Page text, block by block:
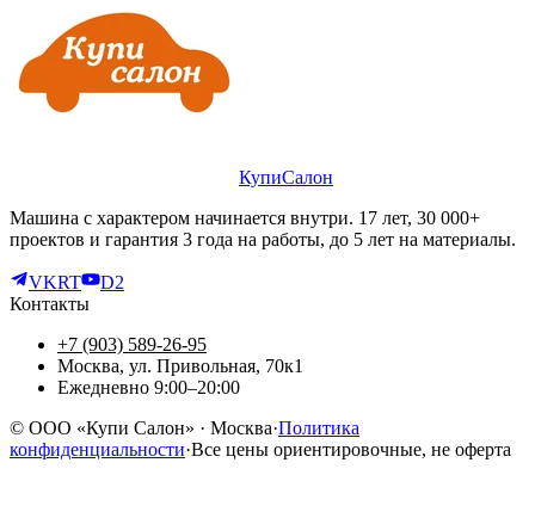
КупиСалон
Машина с характером начинается внутри. 17 лет, 30 000+
проектов и гарантия 3 года на работы, до 5 лет на материалы.
VKRT
D2
Контакты
+7 (903) 589-26-95
Москва, ул. Привольная, 70к1
Ежедневно 9:00–20:00
© ООО «Купи Салон» · Москва·Политика
конфиденциальности·Все цены ориентировочные, не оферта